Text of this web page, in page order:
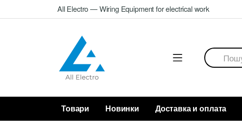
to
to
All Electro — Wiring Equipment for electrical work
Search
for:
Товари Новинки Доставка и оплата